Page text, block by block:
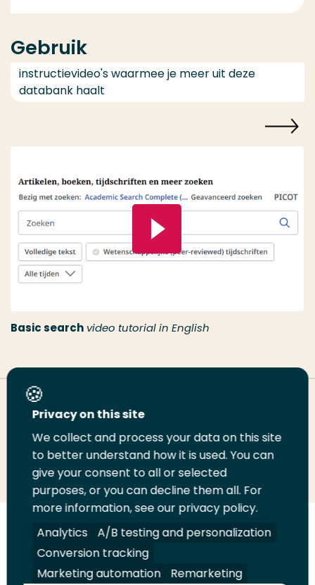
Gebruik
instructievideo's waarmee je meer uit deze
databank haalt
Basic search video tutorial in English
Deel deze pagina
Deel
LinkedIn
Deel
op
Twitter
Deel
op
Facebook
Email
deze
pagina
Print
deze
pagina
Volg
ons
op
Volg
ons
op
Volg
ons
op
Volg
ons
op
Juridisch Security A-Z Index
Contact
Privacy on this site
We collect and process your data on this site
to better understand how it is used. You can
give your consent to all or selected
purposes, or you can decline them all. For
more information, see our privacy policy.
Analytics
A/B testing and personalization
Conversion tracking
Marketing automation
Remarketing